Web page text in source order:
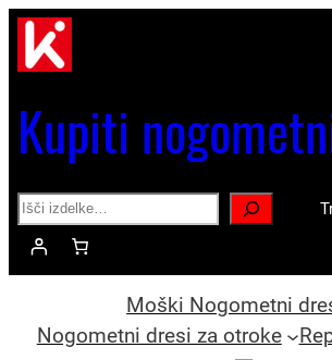
Kupiti
Search
Moški Nogometni
Nogometni dresi za otroke